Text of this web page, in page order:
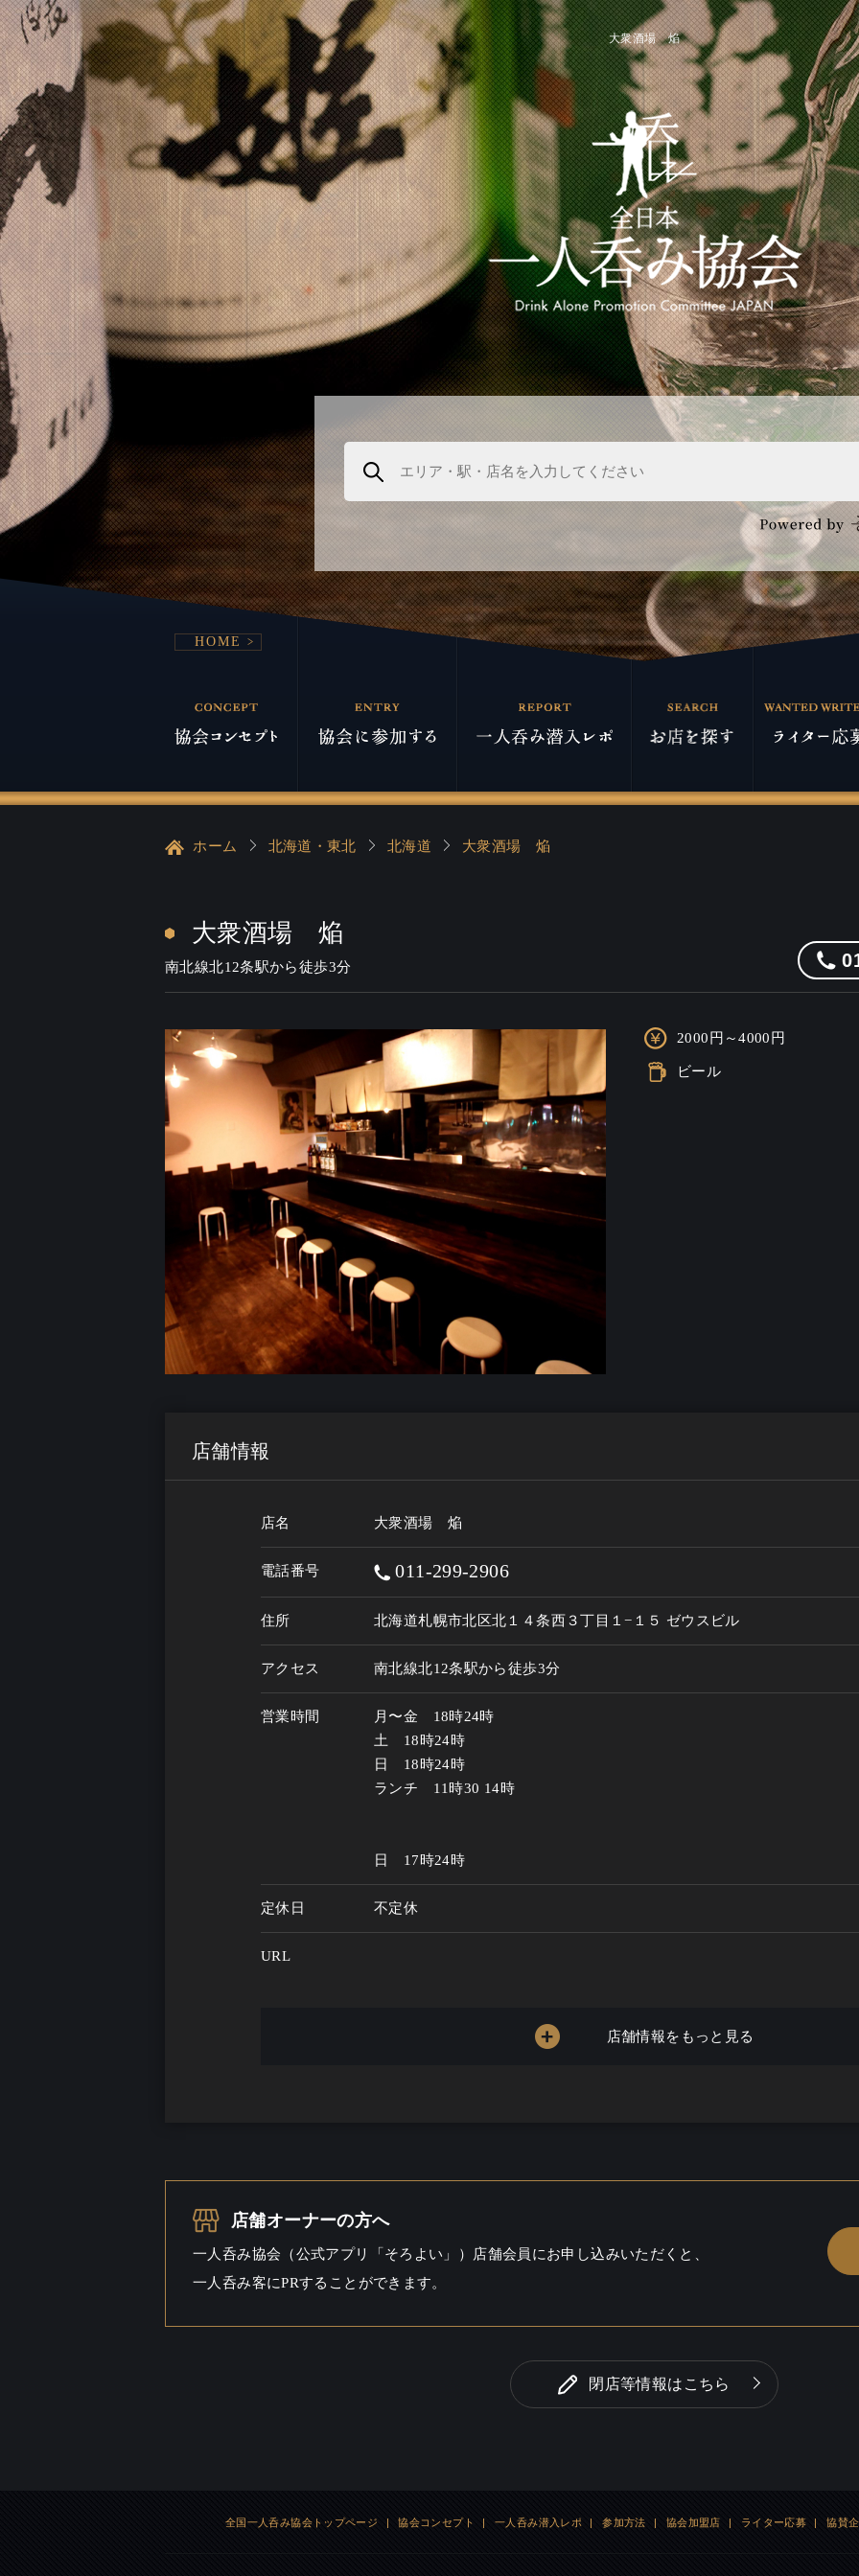
大衆酒場 焔
HOME
ホーム 北海道・東北 北海道 大衆酒場 焔
大衆酒場 焔
南北線北12条駅から徒歩3分
2000円～4000円
ビール
店舗情報
店名 大衆酒場 焔
電話番号 011-299-2906
住所 北海道札幌市北区北１４条西３丁目１−１５ ゼウスビル
アクセス 南北線北12条駅から徒歩3分
営業時間
月〜金　18時24時
土　18時24時
日　18時24時
ランチ　11時30 14時
日　17時24時
定休日 不定休
URL
一人呑み予算 2000円～4000円
ビール
店舗情報をもっと見る
店舗オーナーの方へ
一人呑み協会（公式アプリ「そろよい」）店舗会員にお申し込みいただくと、
一人呑み客にPRすることができます。
閉店等情報はこちら
全国一人呑み協会トップページ | 協会コンセプト | 一人呑み潜入レポ | 参加方法 | 協会加盟店 | ライター応募 | 協賛